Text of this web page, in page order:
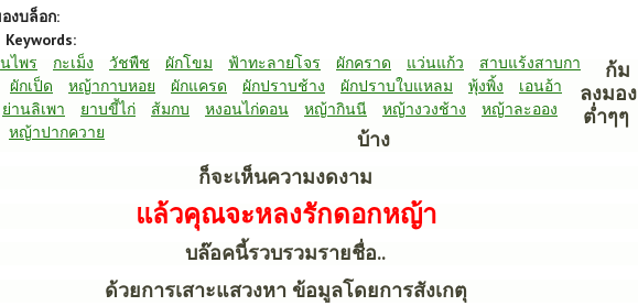
งบล็อก:
Keywords:
ไพร กะเม็ง วัชพืช ผักโขม ฟ้าทะลายโจร ผักคราด แว่นแก้ว
สาบแร้งสาบกา
ผักเป็ด หญ้ากาบหอย ผักแครด ผักปราบช้าง ผักปราบใบแหลม พุ้งพิ้ง
เอนอ้า
ย่านลิเพา ยาบขี้ไก่ ส้มกบ หงอนไก่ดอน หญ้ากินนี หญ้างวงช้าง
หญ้าละออง
หญ้าปากควาย
ก้ม
ลงมอง
ต่ำๆๆ
บ้าง
ก็จะเห็นความงดงาม
แล้วคุณจะหลงรักดอกหญ้า
บล๊อคนี้รวบรวมรายชื่อ..
ด้วยการเสาะแสวงหา ข้อมูลโดยการสังเกตุ